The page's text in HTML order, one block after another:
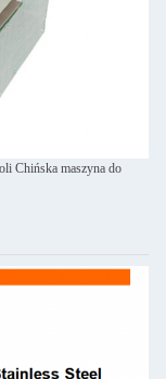
Chińska maszyna do